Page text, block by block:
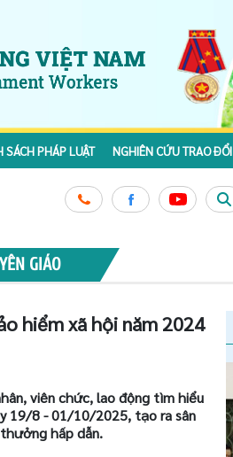
SÁCH PHÁP LUẬT NGHIÊN CỨU TRAO ĐỔI
GIÁO
hiểm xã hội năm 2024
viên chức, lao động tìm hiểu
19/8 - 01/10/2025, tạo ra sân
hấp dẫn.